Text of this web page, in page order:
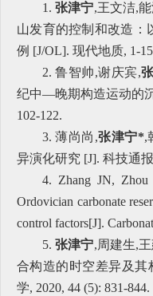
1.张津宁,王文洁,
山发育的控制和改造：
例 [J/OL]. 现代地质, 1-
2. 鲁智帅,谢庆宾,
纪中—晚期构造运动的
102-122.
3. 薄尚尚,张津宁*,
异演化研究 [J]. 科技通报
4. Zhang JN,
Ordovician carbonate
control factors[J].
5.张津宁,周建生,
合构造的时空差异及其
学, 2020, 44 (5): 831-844.